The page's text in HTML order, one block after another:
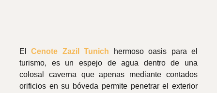
ElCenote Zazil Tunich hermoso oasis para el
turismo, es un espejo de agua dentro de una
colosal caverna que apenas mediante contados
orificios en su bóveda permite penetrar el exterior